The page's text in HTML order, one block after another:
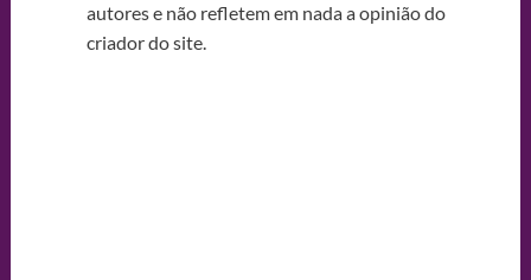
autores e não refletem em nada a opinião do
criador do site.